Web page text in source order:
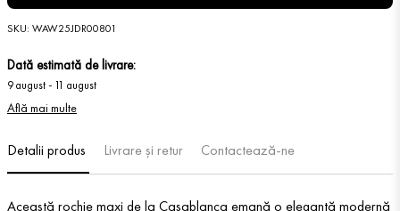
SKU: WAW25JDR00801
Dată estimată de livrare:
9 august - 11 august
Află mai multe
Detalii produs Livrare și retur Contactează-ne
Această rochie maxi de la Casablanca emană o eleganță modernă